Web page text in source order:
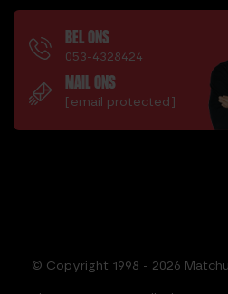
BEL ONS
053-4328424
MAIL ONS
[email protected]
© Copyright 1998 - 2026